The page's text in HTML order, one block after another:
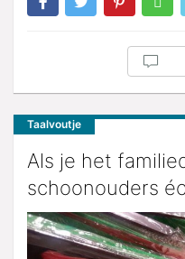
Taalvoutje
Als je het
schoonouders